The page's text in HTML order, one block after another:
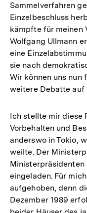
Sammelverfahren
Einzelbeschluss
kämpfte für meinen
Wolfgang Ullmann
eine
sie nach
Wir können uns nun
weitere Debatte auf
Ich stellte mir diese
Vorbehalten und
anderswo in Tokio,
weilte. Der
Ministerpräsidenten
eingeladen. Für
aufgehoben, denn
Dezember 1989